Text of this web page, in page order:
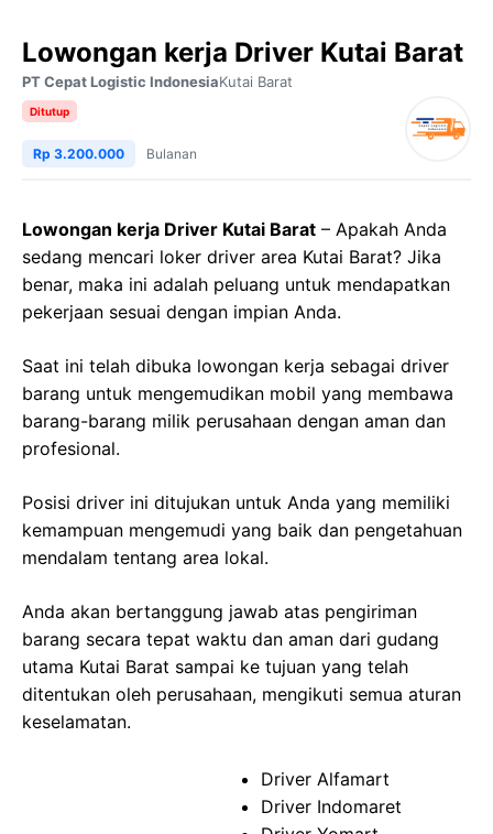
Lowongan kerja Driver Kutai Barat
PT Cepat Logistic IndonesiaKutai Barat
Ditutup
Rp 3.200.000 Bulanan
Lowongan kerja Driver Kutai Barat – Apakah Anda
sedang mencari loker driver area Kutai Barat? Jika
benar, maka ini adalah peluang untuk mendapatkan
pekerjaan sesuai dengan impian Anda.
Saat ini telah dibuka lowongan kerja sebagai driver
barang untuk mengemudikan mobil yang membawa
barang-barang milik perusahaan dengan aman dan
profesional.
Posisi driver ini ditujukan untuk Anda yang memiliki
kemampuan mengemudi yang baik dan pengetahuan
mendalam tentang area lokal.
Anda akan bertanggung jawab atas pengiriman
barang secara tepat waktu dan aman dari gudang
utama Kutai Barat sampai ke tujuan yang telah
ditentukan oleh perusahaan, mengikuti semua aturan
keselamatan.
Driver Alfamart
Driver Indomaret